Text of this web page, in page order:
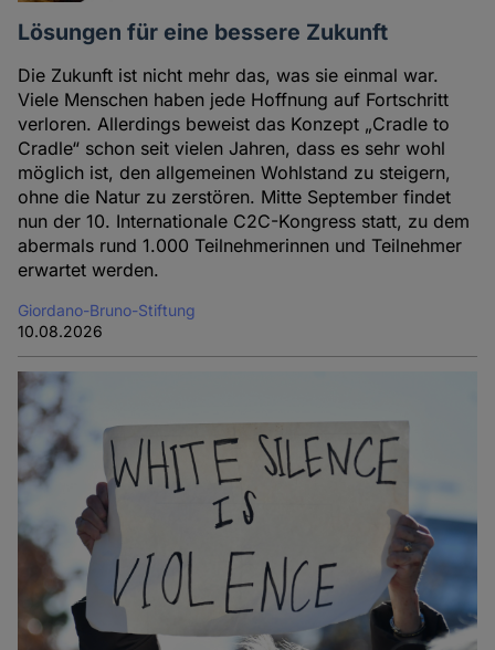
Lösungen für eine bessere Zukunft
Die Zukunft ist nicht mehr das, was sie einmal war.
Viele Menschen haben jede Hoffnung auf Fortschritt
verloren. Allerdings beweist das Konzept „Cradle to
Cradle“ schon seit vielen Jahren, dass es sehr wohl
möglich ist, den allgemeinen Wohlstand zu steigern,
ohne die Natur zu zerstören. Mitte September findet
nun der 10. Internationale C2C-Kongress statt, zu dem
abermals rund 1.000 Teilnehmerinnen und Teilnehmer
erwartet werden.
Giordano-Bruno-Stiftung
10.08.2026